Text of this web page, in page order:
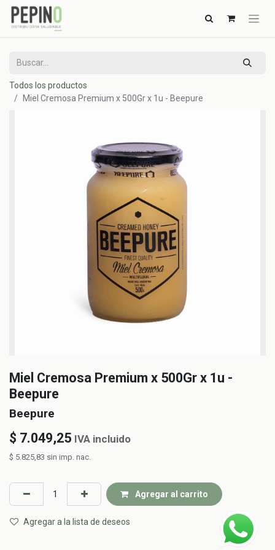
Todos los productos
Miel Cremosa Premium x 500Gr x 1u - Beepure
Miel Cremosa Premium x 500Gr x 1u -
Beepure
Beepure
$ 7.049,25 IVA incluido
$ 5.825,83 sin imp. nac.
Agregar al carrito
Agregar a la lista de deseos